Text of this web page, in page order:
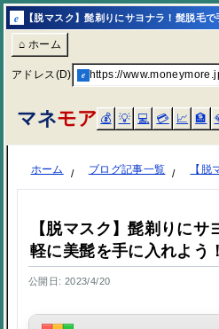
e
⌂ ホーム
アドレス(D) e https://
マネモア 💰 💡 💻 💳 📈 🏦
ホーム ブログ記事一覧
【脱マスク】髭剃りに
軽に美髭を手に入れよう！
公開日: 2023/4/20